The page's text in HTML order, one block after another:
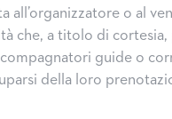
all’organizzatore o al
che, a titolo di
guide o
della loro